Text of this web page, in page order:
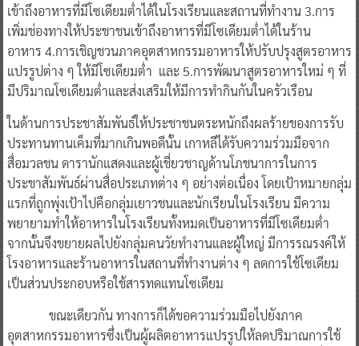
เข้าถึงอาหารที่มีโซเดียมต่ำได้ในโรงเรียนและสถานที่ทำงาน 3.การ
เพิ่มช่องทางให้ประชาชนเข้าถึงอาหารที่มีโซเดียมต่ำได้ในร้าน
อาหาร 4.การเชิญชวนภาคอุตสาหกรรมอาหารให้ปรับปรุงสูตรอาหาร
แปรรูปต่าง ๆ ให้มีโซเดียมต่ำ และ 5.การพัฒนาสูตรอาหารใหม่ ๆ ที่
มีปริมาณโซเดียมต่ำและส่งเสริมให้มีการทำกินกันในครัวเรือน
ในด้านการประชาสัมพันธ์ให้ประชาชนตระหนักถึงผลร้ายของการรับ
ประทานทานเค็มที่มากเกินพอดีนั้น เกาหลีได้รับความร่วมมือจาก
สื่อมวลชน ดารานักแสดงและผู้เชี่ยวชาญด้านโภชนาการในการ
ประชาสัมพันธ์ผ่านสื่อประเภทต่าง ๆ อย่างต่อเนื่อง โดยเป้าหมายกลุ่ม
แรกที่ถูกพุ่งเป้าไปคือกลุ่มเยาวชนและนักเรียนในโรงเรียน มีความ
พยายามทำให้อาหารในโรงเรียนทั้งหมดเป็นอาหารที่มีโซเดียมต่ำ
จากนั้นจึงขยายผลไปยังกลุ่มคนวัยทำงานและผู้ใหญ่ มีการรณรงค์ให้
โรงอาหารและร้านอาหารในสถานที่ทำงานต่าง ๆ ลดการใช้โซเดียม
เป็นส่วนประกอบหรือใช้สารทดแทนโซเดียม
ขณะเดียวกัน ทางการก็ได้ขอความร่วมมือไปยังภาค
อุตสาหกรรมอาหารซึ่งเป็นผู้ผลิตอาหารแปรรูปให้ลดปริมาณการใช้